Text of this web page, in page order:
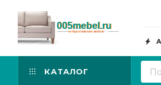
КАТАЛОГ